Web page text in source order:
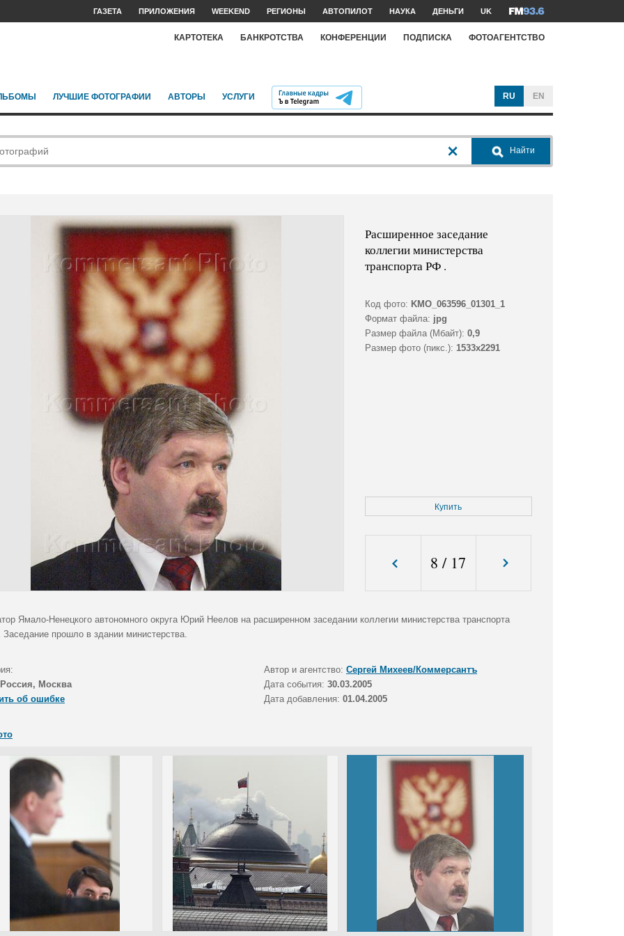
ГАЗЕТА ПРИЛОЖЕНИЯ WEEKEND РЕГИОНЫ АВТОПИЛОТ НАУКА ДЕНЬГИ UK
КАРТОТЕКА БАНКРОТСТВА КОНФЕРЕНЦИИ ПОДПИСКА ФОТОАГЕНТСТВО
ЛУЧШИЕ ФОТОГРАФИИ АВТОРЫ УСЛУГИ RU EN
Найти
Расширенное заседание
коллегии министерства
транспорта РФ .
Код фото: KMO_063596_01301_1
Формат файла: jpg
Размер файла (Мбайт): 0,9
Размер фото (пикс.): 1533x2291
Купить
8 / 17
Ямало-Ненецкого автономного округа Юрий Неелов на расширенном заседании коллегии министерства транспорта
Заседание прошло в здании министерства.
Автор и агентство: Сергей Михеев/Коммерсантъ
Россия, Москва Дата события: 30.03.2005
об ошибке
Дата добавления: 01.04.2005